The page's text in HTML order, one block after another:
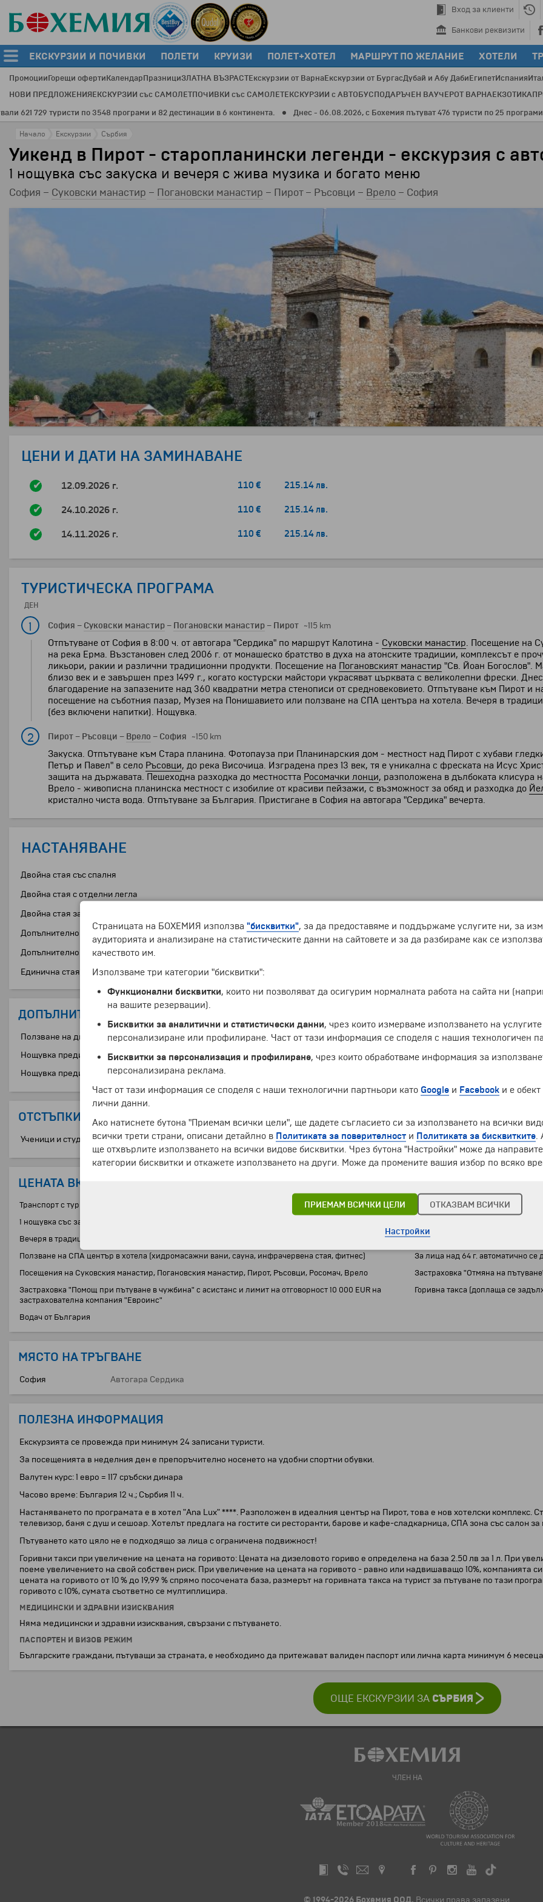
Вход за клиенти
Банкови реквизити
ЕКСКУРЗИИ И ПОЧИВКИ ПОЛЕТИ КРУИЗИ ПОЛЕТ+ХОТЕЛ МАРШРУТ ПО ЖЕЛАНИЕ ХОТЕЛИ
ПромоцииГорещи офертиКалендарПразнициЗЛАТНА ВЪЗРАСТЕкскурзии от ВарнаЕкскурзии от БургасДубай и Абу ДабиЕгипетИспания
НОВИ ПРЕДЛОЖЕНИЯЕКСКУРЗИИ със САМОЛЕТПОЧИВКИ със САМОЛЕТЕКСКУРЗИИ с АВТОБУСПОДАРЪЧЕН ВАУЧЕРОТ ВАРНАЕКЗОТИКА
по 3548 програми и 82 дестинации в 6 континента.
Днес - 06.08.2026, с Бохемия пътуват 476 туристи по 25 програми и 16
Начало Екскурзии Сърбия
Уикенд в Пирот - старопланински легенди - екскурзия с
1 нощувка със закуска и вечеря с жива музика и богато меню
София – Суковски манастир – Погановски манастир – Пирот – Ръсовци – Врело – София
ЦЕНИ И ДАТИ НА ЗАМИНАВАНЕ
12.09.2026 г. 110 € 215.14 лв.
24.10.2026 г. 110 € 215.14 лв.
14.11.2026 г. 110 € 215.14 лв.
ТУРИСТИЧЕСКА ПРОГРАМА
ДЕН
1 София – Суковски манастир – Погановски манастир – Пирот ~115 km
Отпътуване от София в 8:00 ч. от автогара "Сердика" по маршрут Калотина - Суковски манастир. Посещение на
на река Ерма. Възстановен след 2006 г. от монашеско братство в духа на атонските традиции, комплексът е
ликьори, ракии и различни традиционни продукти. Посещение на Погановският манастир "Св. Йоан Богослов".
близо век и е завършен през 1499 г., когато костурски майстори украсяват църквата с великолепни фрески.
благодарение на запазените над 360 квадратни метра стенописи от средновековието. Отпътуване към Пирот и
посещение на съботния пазар, Музея на Понишавието или ползване на СПА центъра на хотела. Вечеря в
(без включени напитки). Нощувка.
2 Пирот – Ръсовци – Врело – София ~150 km
Закуска. Отпътуване към Стара планина. Фотопауза при Планинарския дом - местност над Пирот с хубави
Петър и Павел" в село Ръсовци, до река Височица. Изградена през 13 век, тя е уникална с фреската на Исус
защита на държавата. Пешеходна разходка до местността Росомачки лонци, разположена в дълбоката клисура
Врело - живописна планинска местност с изобилие от красиви пейзажи, с възможност за обяд и разходка до
кристално чиста вода. Отпътуване за България. Пристигане в София на автогара "Сердика" вечерта.
НАСТАНЯВАНЕ
Двойна стая със спалня
Двойна стая с отделни легла
Двойна стая за комбиниране
Допълнително легло в двойна стая (възрастен)
Допълнително легло в двойна стая (дете до 10 години)
Единична стая
ДОПЪЛНИТЕЛНИ УСЛУГИ
Ползване на двойна седалка от един турист
Нощувка преди датата на отпътуване в хотел "Хемус" *** на турист в двойна стая
Нощувка преди датата на отпътуване в хотел "Хемус" *** на турист в единична стая
ОТСТЪПКИ
Ученици и студенти
ЦЕНАТА ВКЛЮЧВА:
Транспорт с туристически автобус
1 нощувка със закуска в хотел "Ана Лукс" 4* (или подобен) в Пирот
Вечеря в традиционен сръбски ресторант с жива музика и богато меню (без включени напитки)
Ползване на СПА център в хотела (хидромасажни вани, сауна, инфрачервена стая, фитнес)
Посещения на Суковския манастир, Погановския манастир, Пирот, Ръсовци, Росомач, Врело
Застраховка "Помощ при пътуване в чужбина" с асистанс и лимит на отговорност 10 000 EUR на
застрахователна компания "Евроинс"
Водач от България
Входни такси за музея на
Ползване на масажи и солна
За лица над 64 г. автоматично
Застраховка "Отмяна на
Горивна такса (доплаща се
МЯСТО НА ТРЪГВАНЕ
София Автогара Сердика
ПОЛЕЗНА ИНФОРМАЦИЯ
Екскурзията се провежда при минимум 24 записани туристи.
За посещенията в неделния ден е препоръчително носенето на удобни спортни обувки.
Валутен курс: 1 евро = 117 сръбски динара
Часово време: България 12 ч.; Сърбия 11 ч.
Настаняването по програмата е в хотел "Ana Lux" ****. Разположен в идеалния център на Пирот, това е нов хотелски комплекс.
телевизор, баня с душ и сешоар. Хотелът предлага на гостите си ресторанти, барове и кафе-сладкарница, СПА зона със салон
Пътуването като цяло не е подходящо за лица с ограничена подвижност!
Горивни такси при увеличение на цената на горивото: Цената на дизеловото гориво е определена на база 2.50 лв за 1 л. При
поеме увеличението на свой собствен риск. При увеличение на цената на горивото - равно или надвишаващо 10%, компанията
цената на горивото от 10 % до 19,99 % спрямо посочената база, размерът на горивната такса на турист за пътуване по тази
горивото с 10%, сумата съответно се мултиплицира.
МЕДИЦИНСКИ И ЗДРАВНИ ИЗИСКВАНИЯ
Няма медицински и здравни изисквания, свързани с пътуването.
ПАСПОРТЕН И ВИЗОВ РЕЖИМ
Българските граждани, пътуващи за страната, е необходимо да притежават валиден паспорт или лична карта минимум 6
ОЩЕ ЕКСКУРЗИИ ЗА СЪРБИЯ
ЧЛЕН НА
Страницата на БОХЕМИЯ използва "бисквитки", за да предоставяме и поддържаме услугите ни, за
аудиторията и анализиране на статистическите данни на сайтовете и за да разбираме как се
качеството им.
Използваме три категории "бисквитки":
Функционални бисквитки, които ни позволяват да осигурим нормалната работа на сайта ни
на вашите резервации).
Бисквитки за аналитични и статистически данни, чрез които измерваме използването на
персонализиране или профилиране. Част от тази информация се споделя с нашия технологичен
Бисквитки за персонализация и профилиране, чрез които обработваме информация за
персонализирана реклама.
Част от тази информация се споделя с наши технологични партньори като Google и Facebook и е
лични данни.
Ако натиснете бутона "Приемам всички цели", ще дадете съгласието си за използването на всички
всички трети страни, описани детайлно в Политиката за поверителност и Политиката за бисквитките
ще отхвърлите използването на всички видове бисквитки. Чрез бутона "Настройки" може да
категории бисквитки и откажете използването на други. Може да промените вашия избор по всяко
ПРИЕМАМ ВСИЧКИ ЦЕЛИ ОТКАЗВАМ ВСИЧКИ
Настройки